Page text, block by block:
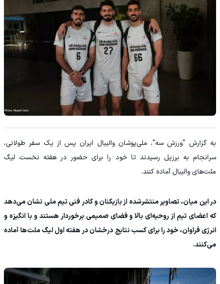
به گزارش "ورزش سه"، ملی‌پوشان والیبال ایران پس از یک سفر طولانی،
سرانجام به برزیل رسیدند تا خود را برای حضور در هفته نخست لیگ
ملت‌های والیبال آماده کنند.
در این میان، تصاویر منتشرشده از بازیکنان و کادر فنی تیم ملی نشان می‌دهد
که اعضای تیم از روحیه‌ای بالا و فضای صمیمی برخوردار هستند و با انگیزه و
انرژی فراوان، خود را برای کسب نتایج درخشان در هفته اول لیگ ملت‌ها آماده
می‌کنند.